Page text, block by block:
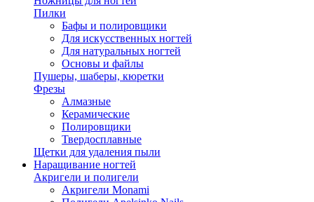
Пилки
Бафы и полировщики
Для искусственных ногтей
Для натуральных ногтей
Основы и файлы
Пушеры, шаберы, кюретки
Фрезы
Алмазные
Керамические
Полировщики
Твердосплавные
Щетки для удаления пыли
Наращивание ногтей
Акригели и полигели
Акригели Monami